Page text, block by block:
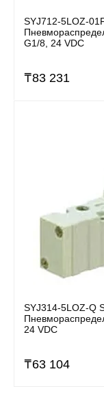
SYJ712-5LOZ-
G1/8, 24 VDC
₸83 231
SYJ314-5LOZ-Q
24 VDC
₸63 104